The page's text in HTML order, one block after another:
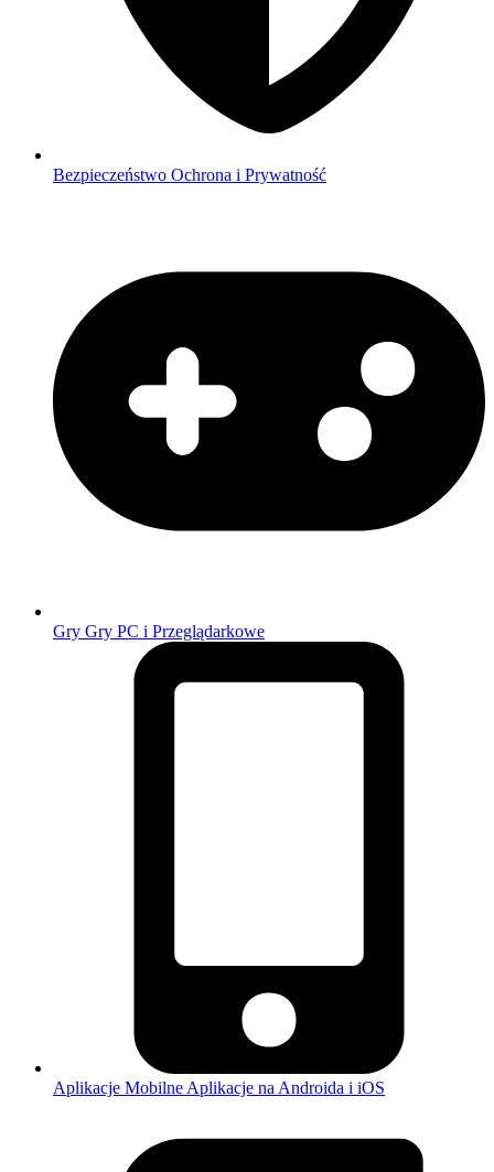
Bezpieczeństwo Ochrona i Prywatność
Gry Gry PC i Przeglądarkowe
Aplikacje Mobilne Aplikacje na Androida i iOS